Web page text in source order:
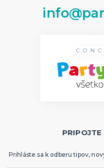
PRIPOJTE
Prihláste sa k odberu tipov,